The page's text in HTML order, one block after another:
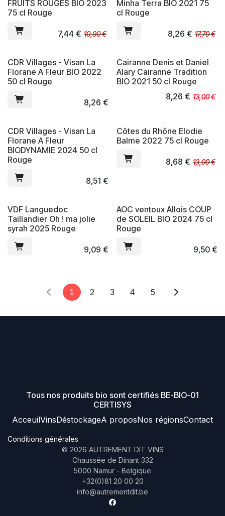
FRUITS ROUGES BIO 2023
75 cl Rouge
7,44 € 10,90€
Minha Terra BIO 2021 75
cl Rouge
8,26 € 17,70€
CDR Villages - Visan La
Florane A Fleur BIO 2022
50 cl Rouge
8,26 €
Cairanne Denis et Daniel
Alary Cairanne Tradition
BIO 2021 50 cl Rouge
8,26 € 13,00€
CDR Villages - Visan La
Florane A Fleur
BIODYNAMIE 2024 50 cl
Rouge
8,51 €
Côtes du Rhône Elodie
Balme 2022 75 cl Rouge
8,68 € 13,00€
VDF Languedoc
Taillandier Oh ! ma jolie
syrah 2025 Rouge
9,09 €
AOC ventoux Allois COUP
de SOLEIL BIO 2024 75 cl
Rouge
9,50€
1 2 3 4 5
Tous nos produits bio sont certifiés BE-BIO-01
CERTISYS
AcceuilVinsDéstockageA proposNos régionsContact
Conditions générales
© 2026 AUTREMENT DIT VINS
Chaussée de Dinant 332
5000 Namur - Belgique
+32(0)81 20 00 20
info@autrementdit.be